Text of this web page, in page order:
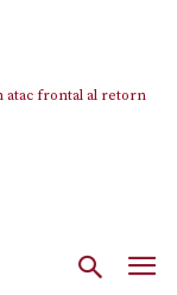
atac frontal al retorn